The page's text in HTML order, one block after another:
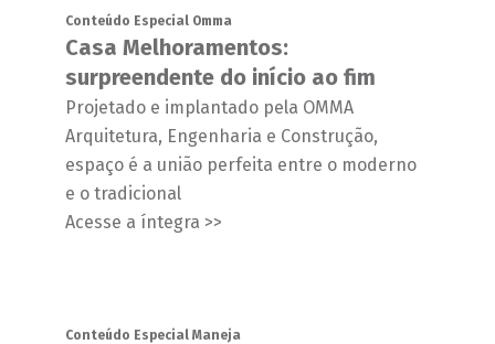
Conteúdo Especial Omma
Casa Melhoramentos:
surpreendente do início ao fim
Projetado e implantado pela OMMA
Arquitetura, Engenharia e Construção,
espaço é a união perfeita entre o moderno
e o tradicional
Acesse a íntegra >>
Conteúdo Especial Maneja